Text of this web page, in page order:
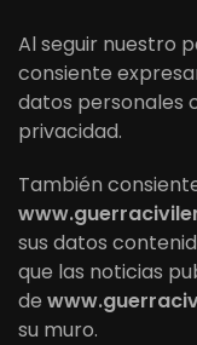
Al seguir nuestro
consiente
datos personales
privacidad.
También
sus datos
que las noticias
de
su muro.